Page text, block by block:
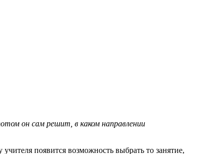
он сам решит, в каком направлении
появится возможность выбрать то занятие,